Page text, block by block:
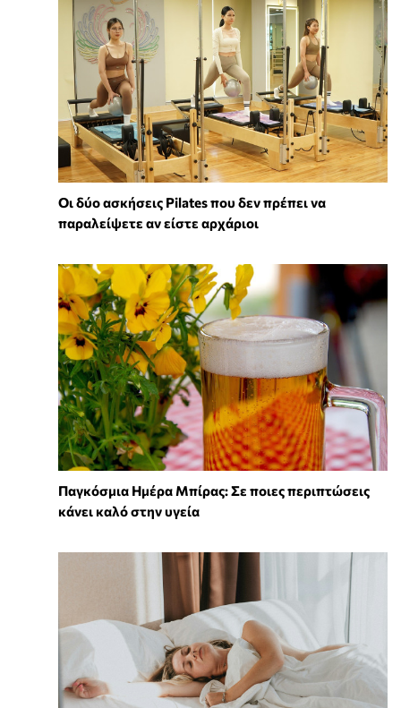
Οι δύο ασκήσεις Pilates που δεν πρέπει να
παραλείψετε αν είστε αρχάριοι
Παγκόσμια Ημέρα Μπίρας: Σε ποιες περιπτώσεις
κάνει καλό στην υγεία